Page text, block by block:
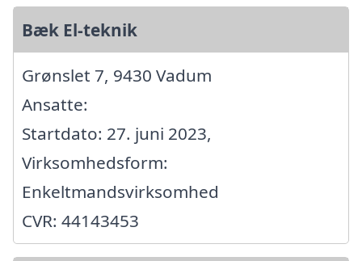
Bæk El-teknik
Grønslet 7, 9430 Vadum
Ansatte:
Startdato: 27. juni 2023,
Virksomhedsform:
Enkeltmandsvirksomhed
CVR: 44143453